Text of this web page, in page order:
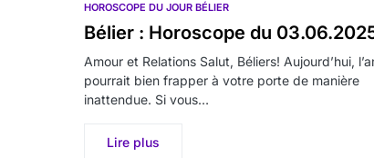
HOROSCOPE DU JOUR BÉLIER
Bélier : Horoscope du
Amour et Relations Salut, Béliers! Aujourd’hui,
pourrait bien frapper à votre porte de manière
inattendue. Si vous…
Lire plus